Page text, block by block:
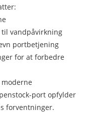
vandpåvirkning
portbetjening
for at forbedre
port opfylder
forventninger.